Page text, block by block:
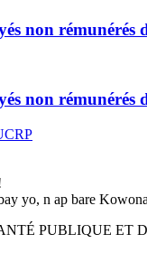
non
non
yo, n ap bare
PUBLIQUE ET